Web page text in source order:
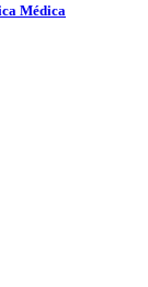
Médica